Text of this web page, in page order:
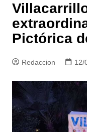
Pictórica
Redaccion 12/